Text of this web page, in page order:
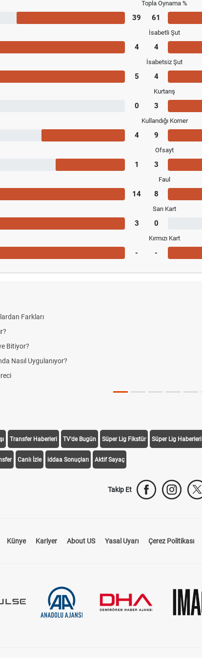
Topla Oynama %
39 61
İsabetli Şut
4 4
İsabetsiz Şut
5 4
Kurtarış
0 3
Kullandığı Korner
4 9
Ofsayt
1 3
Faul
14 8
Sarı Kart
3 0
Kırmızı Kart
- -
Farkları
Bitiyor?
Nasıl Uygulanıyor?
Transfer Haberleri TV'de Bugün Süper Lig Fikstür Süper Lig Haberleri
Canlı İzle iddaa Sonuçları Aktif Sayaç
Takip Et
Künye Kariyer About US Yasal Uyarı Çerez Politikası